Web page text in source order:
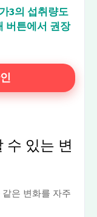
3의 섭취량도
버튼에서 권장
수 있는 변
은 변화를 자주